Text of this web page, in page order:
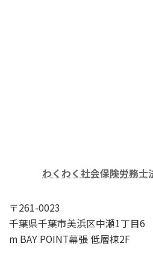
わくわく社会保険労務士
〒261-0023
千葉県千葉市美浜区中瀬1丁目6
m BAY POINT幕張 低層棟2F